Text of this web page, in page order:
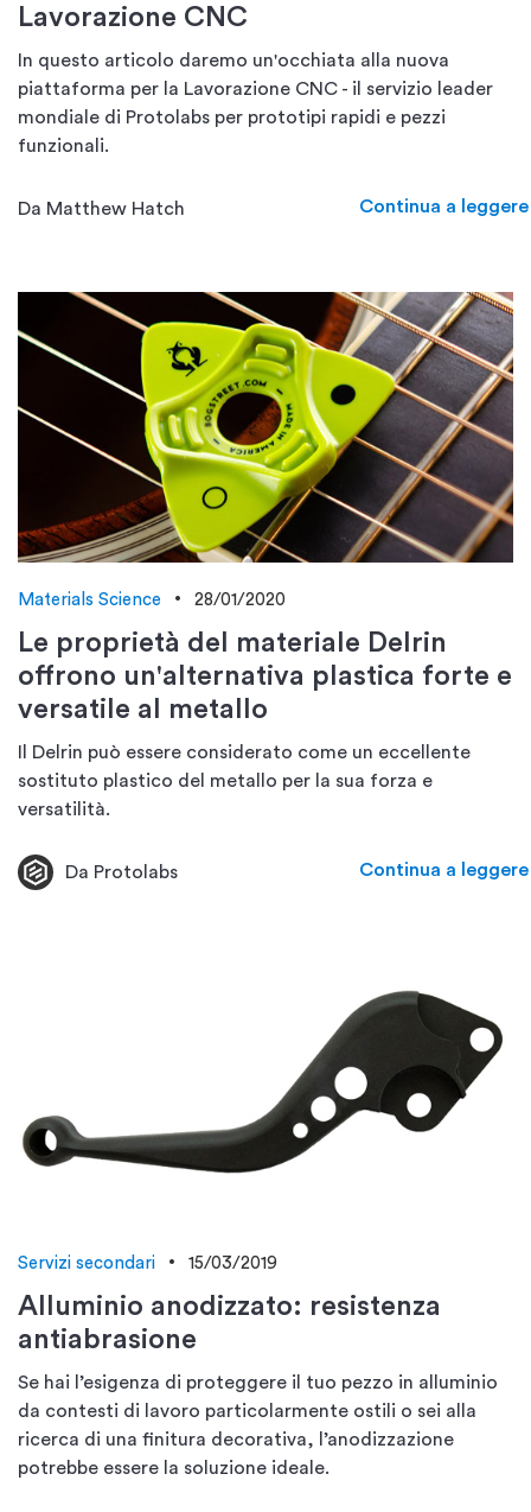
Lavorazione CNC
In questo articolo daremo un'occhiata alla nuova
piattaforma per la Lavorazione CNC - il servizio leader
mondiale di Protolabs per prototipi rapidi e pezzi
funzionali.
Da Matthew Hatch Continua a leggere
Materials Science 28/01/2020
Le proprietà del materiale Delrin
offrono un'alternativa plastica forte e
versatile al metallo
Il Delrin può essere considerato come un eccellente
sostituto plastico del metallo per la sua forza e
versatilità.
Da Protolabs Continua a leggere
Servizi secondari 15/03/2019
Alluminio anodizzato: resistenza
antiabrasione
Se hai l’esigenza di proteggere il tuo pezzo in alluminio
da contesti di lavoro particolarmente ostili o sei alla
ricerca di una finitura decorativa, l’anodizzazione
potrebbe essere la soluzione ideale.